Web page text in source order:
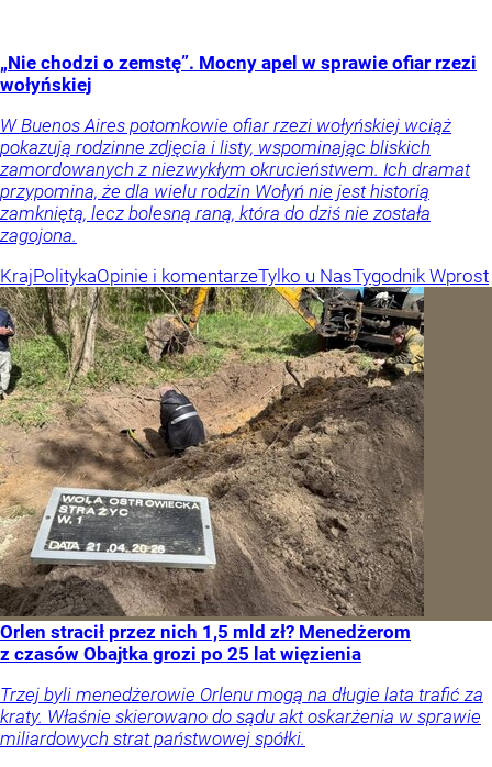
„Nie chodzi o zemstę”. Mocny apel w sprawie ofiar rzezi
wołyńskiej
W Buenos Aires potomkowie ofiar rzezi wołyńskiej wciąż
pokazują rodzinne zdjęcia i listy, wspominając bliskich
zamordowanych z niezwykłym okrucieństwem. Ich dramat
przypomina, że dla wielu rodzin Wołyń nie jest historią
zamkniętą, lecz bolesną raną, która do dziś nie została
zagojona.
KrajPolitykaOpinie i komentarzeTylko u NasTygodnik Wprost
Orlen stracił przez nich 1,5 mld zł? Menedżerom
z czasów Obajtka grozi po 25 lat więzienia
Trzej byli menedżerowie Orlenu mogą na długie lata trafić za
kraty. Właśnie skierowano do sądu akt oskarżenia w sprawie
miliardowych strat państwowej spółki.